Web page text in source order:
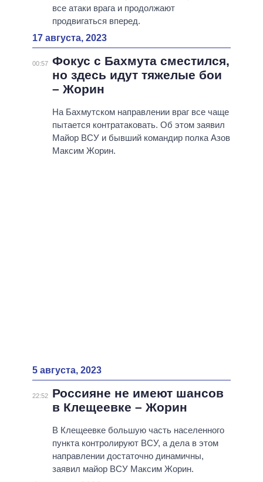
все атаки врага и продолжают
продвигаться вперед.
17 августа, 2023
00:57 Фокус с Бахмута сместился,
но здесь идут тяжелые бои
– Жорин
На Бахмутском направлении враг все чаще
пытается контратаковать. Об этом заявил
Майор ВСУ и бывший командир полка Азов
Максим Жорин.
5 августа, 2023
22:52
Россияне не имеют шансов
в Клещеевке – Жорин
В Клещеевке большую часть населенного
пункта контролируют ВСУ, а дела в этом
направлении достаточно динамичны,
заявил майор ВСУ Максим Жорин.